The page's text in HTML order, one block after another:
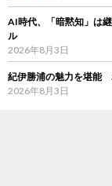
AI時代、「暗黙知」は
ル
2026年8月3日
紀伊勝浦の魅力を堪能
2026年8月3日